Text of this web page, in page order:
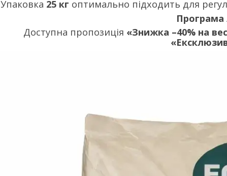
Упаковка 25 кг оптимально підходить для
Програма
Доступна пропозиція «Знижка –40% на